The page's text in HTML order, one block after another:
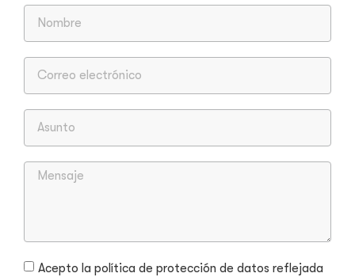
Acepto la política de protección de datos reflejada